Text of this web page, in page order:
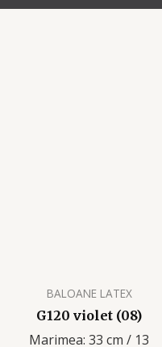
BALOANE LATEX
G120 violet (08)
Marimea: 33 cm / 13